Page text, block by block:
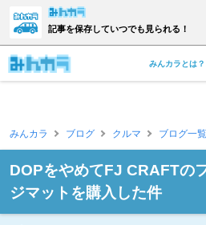
記事を保存していつでも見られる！
みんカラとは？
みんカラ ブログ クルマ ブログ一覧
DOPをやめてFJ CRAFTの
ジマットを購入した件